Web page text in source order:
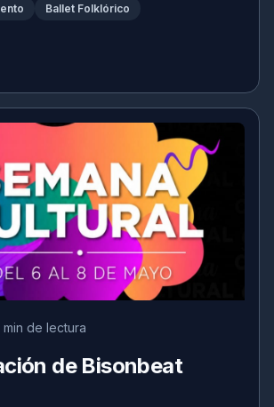
Ballet Folklórico
min de lectura
de Bisonbeat